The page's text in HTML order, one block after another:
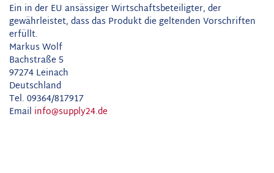
Ein in der EU ansässiger Wirtschaftsbeteiligter, der
gewährleistet, dass das Produkt die geltenden Vorschriften
erfüllt.
Markus Wolf
Bachstraße 5
97274 Leinach
Deutschland
Tel. 09364/817917
Email info@supply24.de